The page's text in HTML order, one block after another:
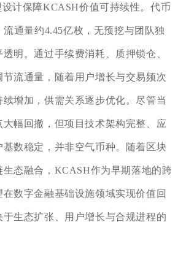
计保障KCASH价值可持续性。代币
流通量约4.45亿枚，无预挖与团队独
明。通过手续费消耗、质押锁仓、
流通量，随着用户增长与交易频次
增加，供需关系逐步优化。尽管当
幅回撤，但项目技术架构完整、应
基数稳定，并非空气币种。随着区块
生态融合，KCASH作为早期落地的跨
数字金融基础设施领域实现价值回
于生态扩张、用户增长与合规进程的